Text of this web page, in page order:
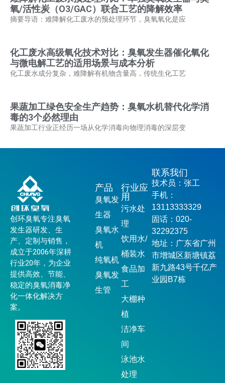
氧/活性炭（O3/GAC）联合工艺的降解效率
摘要导语：难降解化工废水的预处理环节，臭氧氧化是应
化工废水高级氧化技术对比：臭氧发生器催化氧化
与微电解工艺的适用场景与成本分析
化工废水成分复杂，难降解有机物含量高，传统生化工艺
果蔬加工绿色安全生产趋势：臭氧水机替代化学消
毒的3个必然理由
果蔬加工行业正经历一场从化学消毒向物理消毒的深层变
创环臭氧专注臭氧
发生器研发、生
产、定制与销售，
成立于2006年深耕
行业20年，为企业
提供高效、节能、
稳定的臭氧消毒净
化一体化解决方
案。
产品
臭氧发
生器
臭氧水
机
纯氧机
臭氧发
生管
行业应
用
污水处
理
饮用水/
桶装水
食品加
工
大棚种
植
洁净车
间
泳池水
处理
联系我们
技术员：张工
手机：
13113333329
固话：020-
32292375
地址：广东省广州
市增城区新塘镇荔
新九路43号千亿产
业园B7栋